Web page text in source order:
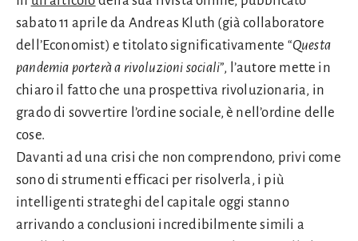
sabato 11 aprile da Andreas Kluth (già collaboratore
dell’Economist) e titolato significativamente “Questa
pandemia porterà a rivoluzioni sociali”, l’autore mette in
chiaro il fatto che una prospettiva rivoluzionaria, in
grado di sovvertire l’ordine sociale, è nell’ordine delle
cose.
Davanti ad una crisi che non comprendono, privi come
sono di strumenti efficaci per risolverla, i più
intelligenti strateghi del capitale oggi stanno
arrivando a conclusioni incredibilmente simili a